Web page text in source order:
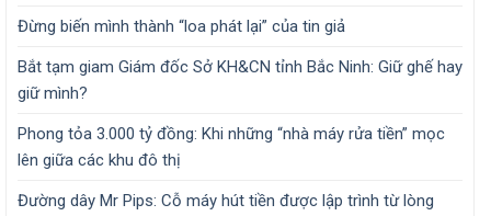
Đừng biến mình thành “loa phát lại” của tin giả
Bắt tạm giam Giám đốc Sở KH&CN tỉnh Bắc Ninh: Giữ ghế hay
giữ mình?
Phong tỏa 3.000 tỷ đồng: Khi những “nhà máy rửa tiền” mọc
lên giữa các khu đô thị
Đường dây Mr Pips: Cỗ máy hút tiền được lập trình từ lòng